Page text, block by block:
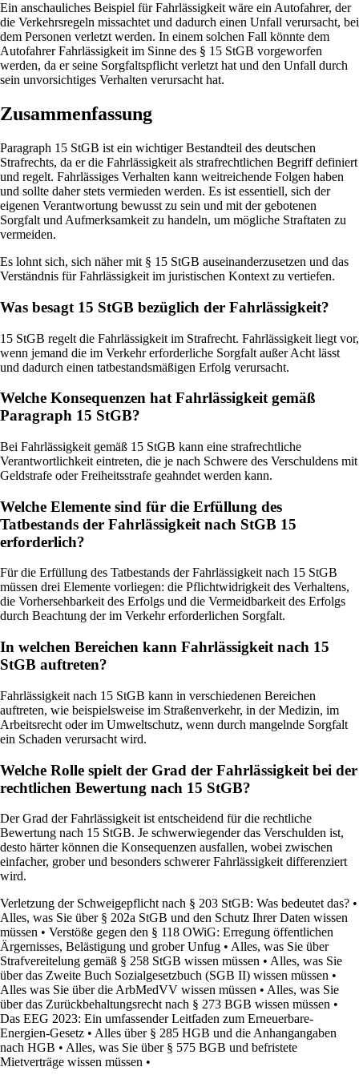
Ein anschauliches Beispiel für Fahrlässigkeit wäre ein Autofahrer, der
die Verkehrsregeln missachtet und dadurch einen Unfall verursacht, bei
dem Personen verletzt werden. In einem solchen Fall könnte dem
Autofahrer Fahrlässigkeit im Sinne des § 15 StGB vorgeworfen
werden, da er seine Sorgfaltspflicht verletzt hat und den Unfall durch
sein unvorsichtiges Verhalten verursacht hat.
Zusammenfassung
Paragraph 15 StGB ist ein wichtiger Bestandteil des deutschen
Strafrechts, da er die Fahrlässigkeit als strafrechtlichen Begriff definiert
und regelt. Fahrlässiges Verhalten kann weitreichende Folgen haben
und sollte daher stets vermieden werden. Es ist essentiell, sich der
eigenen Verantwortung bewusst zu sein und mit der gebotenen
Sorgfalt und Aufmerksamkeit zu handeln, um mögliche Straftaten zu
vermeiden.
Es lohnt sich, sich näher mit § 15 StGB auseinanderzusetzen und das
Verständnis für Fahrlässigkeit im juristischen Kontext zu vertiefen.
Was besagt 15 StGB bezüglich der Fahrlässigkeit?
15 StGB regelt die Fahrlässigkeit im Strafrecht. Fahrlässigkeit liegt vor,
wenn jemand die im Verkehr erforderliche Sorgfalt außer Acht lässt
und dadurch einen tatbestandsmäßigen Erfolg verursacht.
Welche Konsequenzen hat Fahrlässigkeit gemäß
Paragraph 15 StGB?
Bei Fahrlässigkeit gemäß 15 StGB kann eine strafrechtliche
Verantwortlichkeit eintreten, die je nach Schwere des Verschuldens mit
Geldstrafe oder Freiheitsstrafe geahndet werden kann.
Welche Elemente sind für die Erfüllung des
Tatbestands der Fahrlässigkeit nach StGB 15
erforderlich?
Für die Erfüllung des Tatbestands der Fahrlässigkeit nach 15 StGB
müssen drei Elemente vorliegen: die Pflichtwidrigkeit des Verhaltens,
die Vorhersehbarkeit des Erfolgs und die Vermeidbarkeit des Erfolgs
durch Beachtung der im Verkehr erforderlichen Sorgfalt.
In welchen Bereichen kann Fahrlässigkeit nach 15
StGB auftreten?
Fahrlässigkeit nach 15 StGB kann in verschiedenen Bereichen
auftreten, wie beispielsweise im Straßenverkehr, in der Medizin, im
Arbeitsrecht oder im Umweltschutz, wenn durch mangelnde Sorgfalt
ein Schaden verursacht wird.
Welche Rolle spielt der Grad der Fahrlässigkeit bei der
rechtlichen Bewertung nach 15 StGB?
Der Grad der Fahrlässigkeit ist entscheidend für die rechtliche
Bewertung nach 15 StGB. Je schwerwiegender das Verschulden ist,
desto härter können die Konsequenzen ausfallen, wobei zwischen
einfacher, grober und besonders schwerer Fahrlässigkeit differenziert
wird.
Verletzung der Schweigepflicht nach § 203 StGB: Was bedeutet das? •
Alles, was Sie über § 202a StGB und den Schutz Ihrer Daten wissen
müssen • Verstöße gegen den § 118 OWiG: Erregung öffentlichen
Ärgernisses, Belästigung und grober Unfug • Alles, was Sie über
Strafvereitelung gemäß § 258 StGB wissen müssen • Alles, was Sie
über das Zweite Buch Sozialgesetzbuch (SGB II) wissen müssen •
Alles was Sie über die ArbMedVV wissen müssen • Alles, was Sie
über das Zurückbehaltungsrecht nach § 273 BGB wissen müssen •
Das EEG 2023: Ein umfassender Leitfaden zum Erneuerbare-
Energien-Gesetz • Alles über § 285 HGB und die Anhangangaben
nach HGB • Alles, was Sie über § 575 BGB und befristete
Mietverträge wissen müssen •